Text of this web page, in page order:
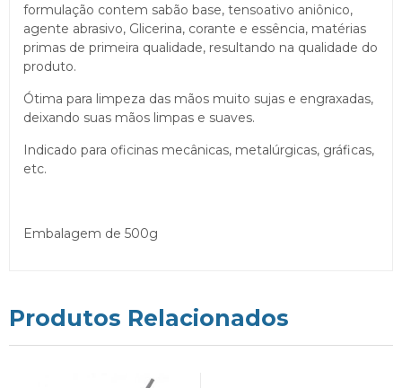
formulação contem sabão base, tensoativo aniônico,
agente abrasivo, Glicerina, corante e essência, matérias
primas de primeira qualidade, resultando na qualidade do
produto.
Ótima para limpeza das mãos muito sujas e engraxadas,
deixando suas mãos limpas e suaves.
Indicado para oficinas mecânicas, metalúrgicas, gráficas,
etc.
Embalagem de 500g
Produtos Relacionados